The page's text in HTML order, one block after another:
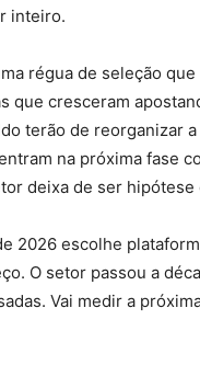
inteiro.
régua de seleção
que cresceram
terão de reorganizar
na próxima fase
deixa de ser
2026 escolhe
O setor passou a
Vai medir a